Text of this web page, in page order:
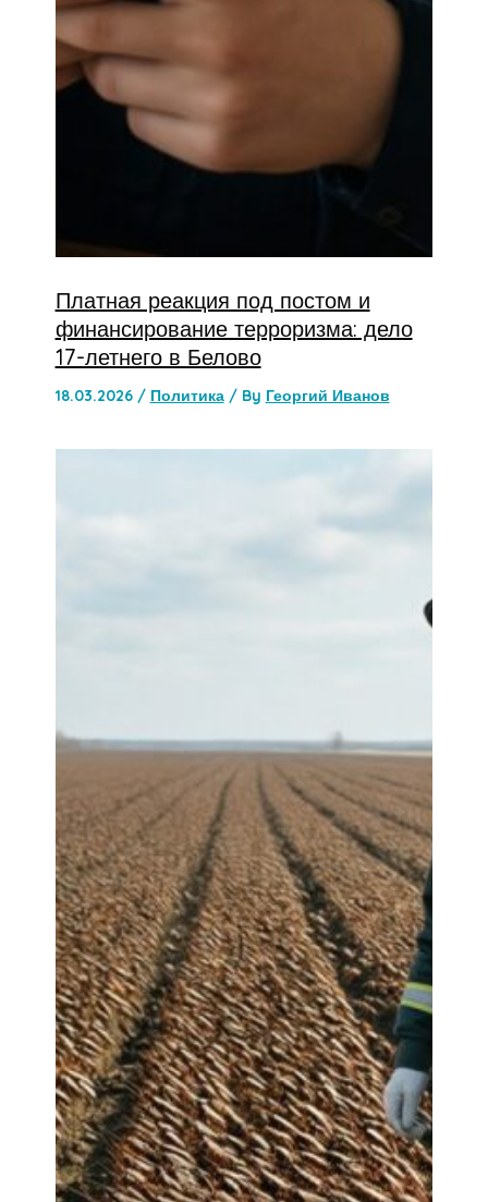
Платная реакция под постом и
финансирование терроризма: дело
17-летнего в Белово
18.03.2026 / Политика/ By Георгий Иванов